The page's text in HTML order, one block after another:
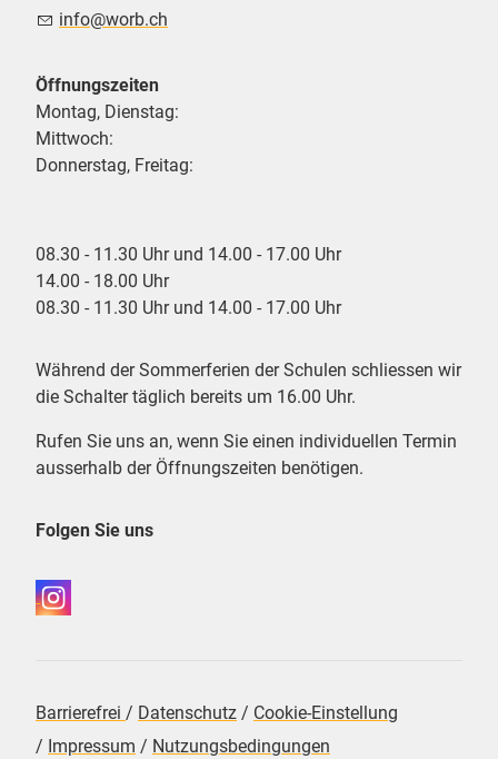
nf
w rb ch
Öffnungszeiten
Montag, Dienstag:
Mittwoch:
Donnerstag, Freitag:
08.30 - 11.30 Uhr und 14.00 - 17.00 Uhr
14.00 - 18.00 Uhr
08.30 - 11.30 Uhr und 14.00 - 17.00 Uhr
Während der Sommerferien der Schulen schliessen wir
die Schalter täglich bereits um 16.00 Uhr.
Rufen Sie uns an, wenn Sie einen individuellen Termin
ausserhalb der Öffnungszeiten benötigen.
Folgen Sie uns
Barrierefrei / Datenschutz / Cookie-Einstellung
/ Impressum / Nutzungsbedingungen